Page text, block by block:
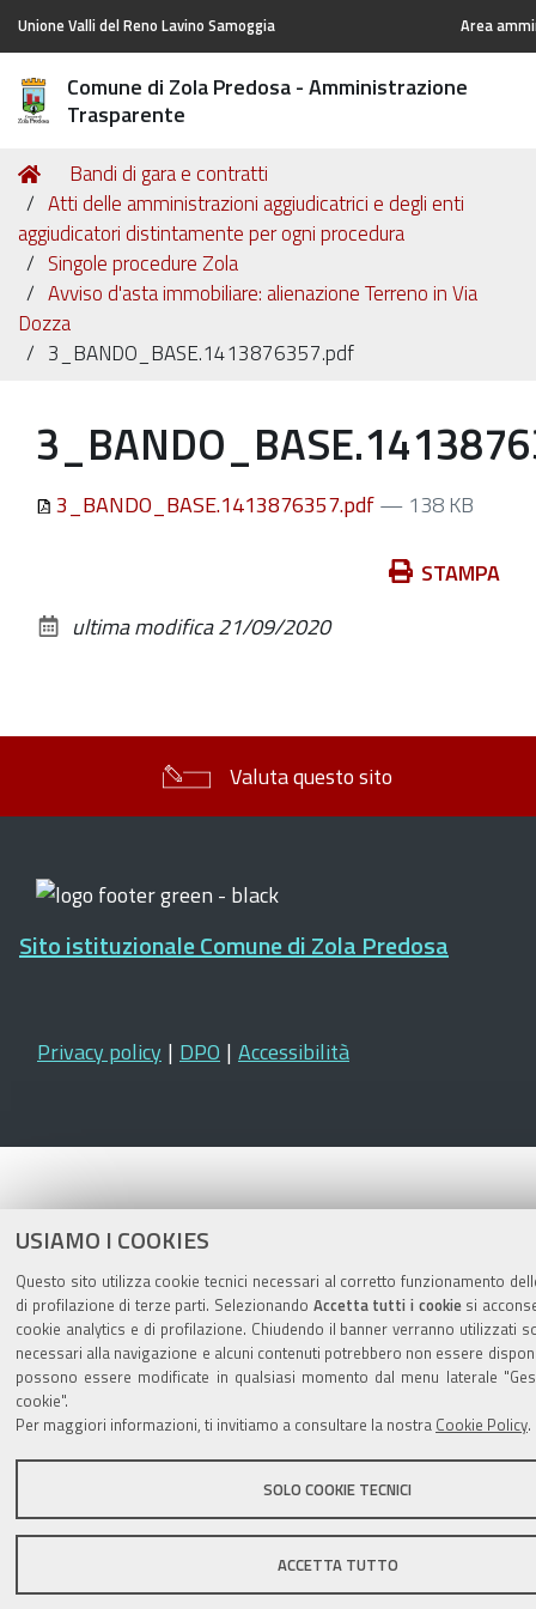
USIAMO I COOKIES
Questo sito utilizza cookie tecnici necessari al corretto funzionamento
di profilazione di terze parti. Selezionando Accetta tutti i cookiesi
cookie analytics e di profilazione. Chiudendo il banner verranno utilizzati
necessari alla navigazione e alcuni contenuti potrebbero non essere
possono essere modificate in qualsiasi momento dal menu laterale
cookie".
Per maggiori informazioni, ti invitiamo a consultare la nostra Cookie Policy.
SOLO COOKIE TECNICI
ACCETTA TUTTO
Unione Valli del Reno Lavino Samoggia Area
Comune di Zola Predosa - Amministrazione
Trasparente
Tu
sei
qui:
Home
Bandi di gara e contratti
Atti delle amministrazioni aggiudicatrici e degli enti
aggiudicatori distintamente per ogni procedura
Singole procedure Zola
Avviso d'asta immobiliare: alienazione Terreno in Via
Dozza
3_BANDO_BASE.1413876357.pdf
3_BANDO_BASE.1413876357.pdf— 138 KB
documento
STAMPA
ultima modifica21/09/2020
Valuta questo sito
Sito istituzionale Comune di Zola Predosa
Privacy policy | DPO | Accessibilità